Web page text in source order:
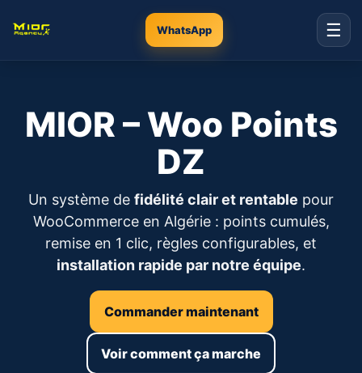
WhatsApp ☰
MIOR – Woo Points
DZ
Un système de fidélité clair et rentable pour
WooCommerce en Algérie : points cumulés,
remise en 1 clic, règles configurables, et
installation rapide par notre équipe.
Commander maintenant
Voir comment ça marche